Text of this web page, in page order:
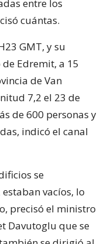
entre los
cuántas.
GMT, y su
Edremit, a 15
de Van
7,2 el 23 de
de 600 personas y
indicó el canal
se
vacíos, lo
precisó el ministro
Davutoglu que se